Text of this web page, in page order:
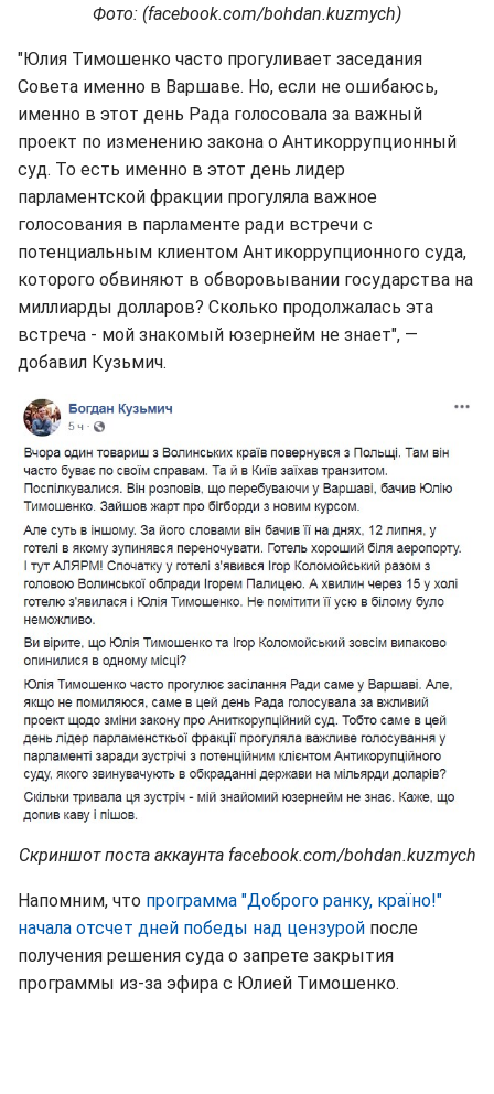
Фото: (facebook.com/bohdan.kuzmych)
"Юлия Тимошенко часто прогуливает заседания
Совета именно в Варшаве. Но, если не ошибаюсь,
именно в этот день Рада голосовала за важный
проект по изменению закона о Антикоррупционный
суд. То есть именно в этот день лидер
парламентской фракции прогуляла важное
голосования в парламенте ради встречи с
потенциальным клиентом Антикоррупционного суда,
которого обвиняют в обворовывании государства на
миллиарды долларов? Сколько продолжалась эта
встреча - мой знакомый юзернейм не знает", —
добавил Кузьмич.
Скриншот поста аккаунта facebook.com/bohdan.kuzmych
Напомним, что программа "Доброго ранку, країно!"
начала отсчет дней победы над цензурой после
получения решения суда о запрете закрытия
программы из-за эфира с Юлией Тимошенко.